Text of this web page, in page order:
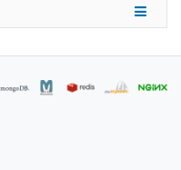
к
а
а